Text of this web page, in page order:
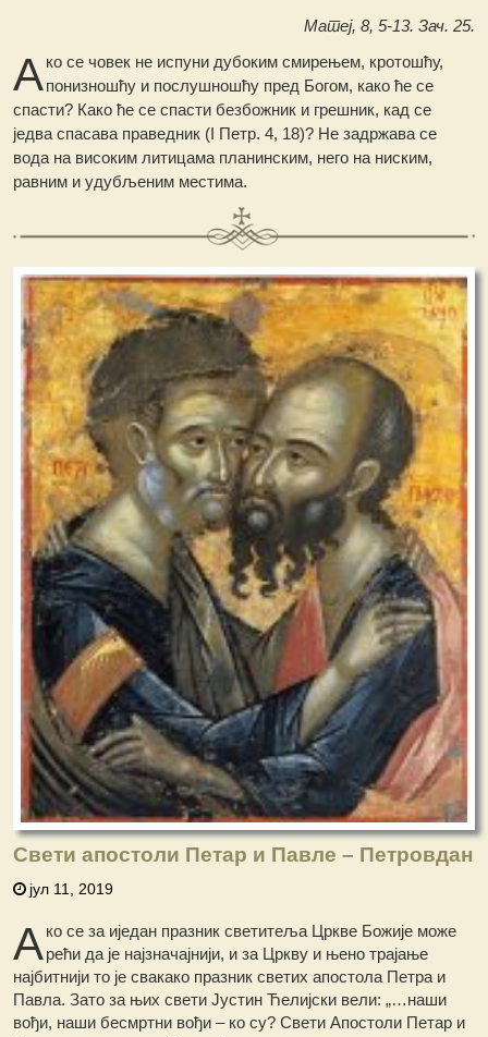
Матеј, 8, 5-13. Зач. 25.
Ако се човек не испуни дубоким смирењем, кротошћу,
понизношћу и послушношћу пред Богом, како ће се
спасти? Како ће се спасти безбожник и грешник, кад се
једва спасава праведник (I Петр. 4, 18)? Не задржава се
вода на високим литицама планинским, него на ниским,
равним и удубљеним местима.
Свети апостоли Петар и Павле – Петровдан
јул 11, 2019
Ако се за иједан празник светитеља Цркве Божије може
рећи да је најзначајнији, и за Цркву и њено трајање
најбитнији то је свакако празник светих апостола Петра и
Павла. Зато за њих свети Јустин Ћелијски вели: „…наши
вођи, наши бесмртни вођи – ко су? Свети Апостоли Петар и